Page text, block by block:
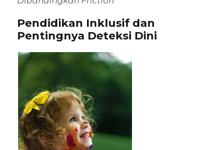
Pendidikan Inklusif dan
Pentingnya Deteksi Dini